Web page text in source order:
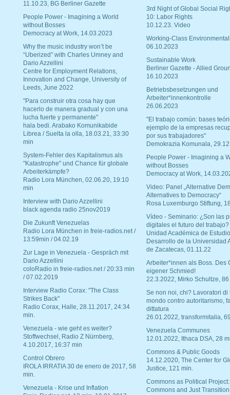
11.10.23, BG Berliner Gazette
People Power - Imagining a World
without Bosses
Democracy at Work, 14.03.2023
Why the music industry won’t be
“Uberized” with Charles Umney and
Dario Azzellini
Centre for Employment Relations,
Innovation and Change, University of
Leeds, June 2022
"Para construir otra cosa hay que
hacerlo de manera gradual y con una
lucha fuerte y permanente"
hala bedi. Arabako Komunikabide
Librea / Suelta la olla, 18.03.21, 33:30
min
System-Fehler des Kapitalismus als
"Katastrophe" und Chance für globale
Arbeiterkämpfe?
Radio Lora München, 02.06.20, 19:10
min
Interview with Dario Azzellini
black agenda radio 25nov2019
Die Zukunft Venezuelas
Radio Lora München in freie-radios.net /
13:59min / 04.02.19
Zur Lage in Venezuela - Gespräch mit
Dario Azzellini
coloRadio in freie-radios.net / 20:33 min
/ 07.02.2019
Interview Radio Corax: "The Class
Strikes Back"
Radio Corax, Halle, 28.11.2017, 24:34
min.
Venezuela - wie geht es weiter?
Stoffwechsel, Radio Z Nürnberg,
4.10.2017, 16:37 min
Control Obrero
IROLA IRRATIA 30 de enero de 2017, 58
min.
Venezuela - Krise und Inflation
3rd Night of Global Social
10: Labor Rights
10.12.23. Video
Working-Class
06.10.2023
Sustainable Work
Berliner Gazette - Allied
16.10.2023
Betriebsbesetzungen und
Arbeiter*innenkontrolle
26.06.2023
"El trabajo común: bases
ejemplo de la empresas
por sus trabajadores"
Demokrazia Komunala,
People Power - Imagining a
without Bosses
Democracy at Work,
Video: Panel „Alternative
Alternatives to Democracy“
Rosa Luxemburgo Stiftung,
Vídeo - Seminario: ¿Son las
digitales el futuro del trabajo?
Unidad Académica de
Desarrollo de la Universidad
de Zacatecas, 01.11.22
Arbeiter*innen als Boss. Des
eigener Schmied!
22.3.2022, Mirko Schultze, 86
Se non noi, chi? Lavoratori di
mondo contro autoritarismo,
dittatura
26.01.2022, transformitalia,
Venezuela Communes
12.01.2022, Ithaca DSA, 28
Commons & Public Goods
14.12.2020, The Center for
Justice, 121 min.
Commons as Political Project:
Commons and Just